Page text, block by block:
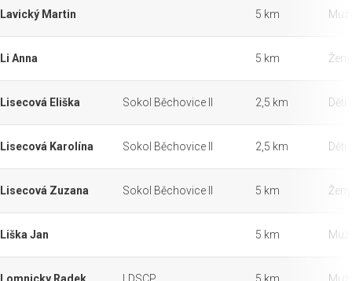
Lavický Martin 5 km Muži
Li Anna 5 km Ženy
Lisecová Eliška Sokol Běchovice II 2,5 km Děti
Lisecová Karolína Sokol Běchovice II 2,5 km Děti
Lisecová Zuzana Sokol Běchovice II 5 km Ženy
Liška Jan 5 km Muži